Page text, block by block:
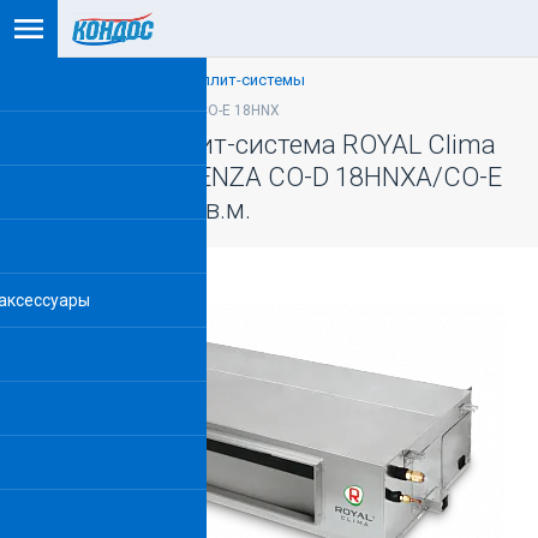
Полупромышленные сплит-системы
Код товара: CO-D 18HNXA/CO-E 18HNX
Канальная сплит-система ROYAL Clima
серии COMPETENZA CO-D 18HNXA/CO-E
18HNX на 52.8 кв.м.